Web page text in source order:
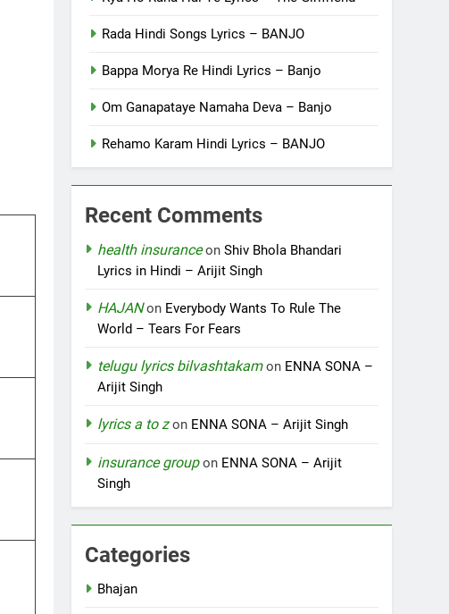
Rada Hindi Songs Lyrics – BANJO
Bappa Morya Re Hindi Lyrics – Banjo
Om Ganapataye Namaha Deva – Banjo
Rehamo Karam Hindi Lyrics – BANJO
Recent Comments
health insuranceonShiv Bhola Bhandari
Lyrics in Hindi – Arijit Singh
HAJANon Everybody Wants To Rule The
World – Tears For Fears
telugu lyrics bilvashtakamon ENNA SONA –
Arijit Singh
lyrics a to zon ENNA SONA – Arijit Singh
insurance groupon ENNA SONA – Arijit
Singh
Categories
Bhajan